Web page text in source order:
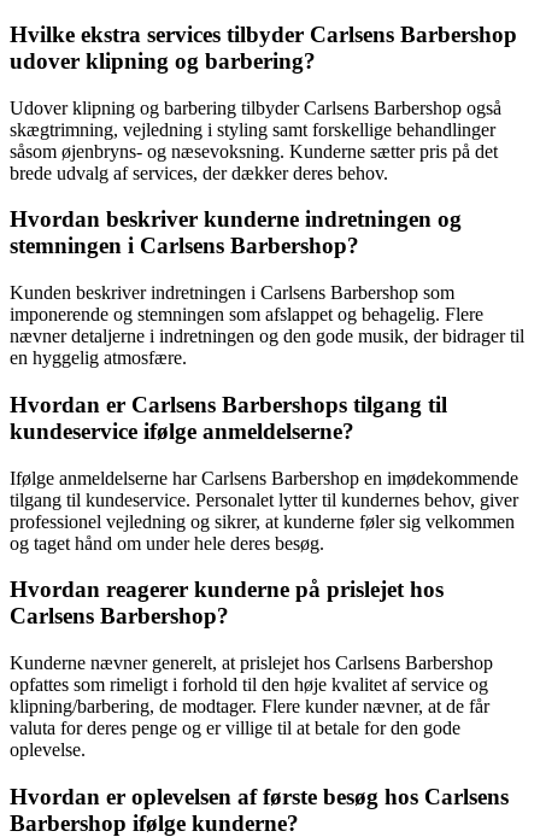
Hvilke ekstra services tilbyder Carlsens Barbershop
udover klipning og barbering?
Udover klipning og barbering tilbyder Carlsens Barbershop også
skægtrimning, vejledning i styling samt forskellige behandlinger
såsom øjenbryns- og næsevoksning. Kunderne sætter pris på det
brede udvalg af services, der dækker deres behov.
Hvordan beskriver kunderne indretningen og
stemningen i Carlsens Barbershop?
Kunden beskriver indretningen i Carlsens Barbershop som
imponerende og stemningen som afslappet og behagelig. Flere
nævner detaljerne i indretningen og den gode musik, der bidrager til
en hyggelig atmosfære.
Hvordan er Carlsens Barbershops tilgang til
kundeservice ifølge anmeldelserne?
Ifølge anmeldelserne har Carlsens Barbershop en imødekommende
tilgang til kundeservice. Personalet lytter til kundernes behov, giver
professionel vejledning og sikrer, at kunderne føler sig velkommen
og taget hånd om under hele deres besøg.
Hvordan reagerer kunderne på prislejet hos
Carlsens Barbershop?
Kunderne nævner generelt, at prislejet hos Carlsens Barbershop
opfattes som rimeligt i forhold til den høje kvalitet af service og
klipning/barbering, de modtager. Flere kunder nævner, at de får
valuta for deres penge og er villige til at betale for den gode
oplevelse.
Hvordan er oplevelsen af første besøg hos Carlsens
Barbershop ifølge kunderne?